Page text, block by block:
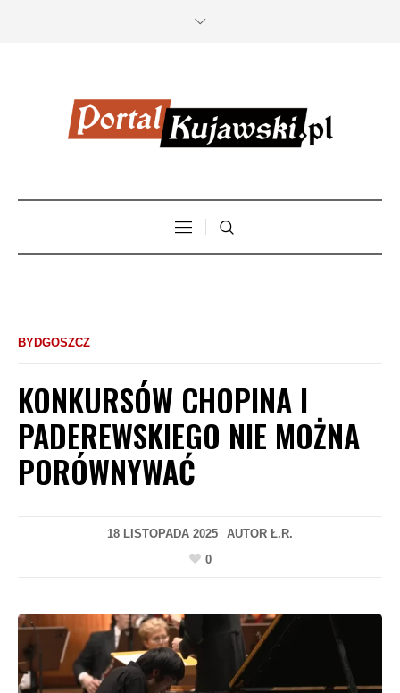
BYDGOSZCZ
KONKURSÓW CHOPINA I
PADEREWSKIEGO NIE MOŻNA
PORÓWNYWAĆ
18 LISTOPADA 2025 AUTOR Ł.R.
0